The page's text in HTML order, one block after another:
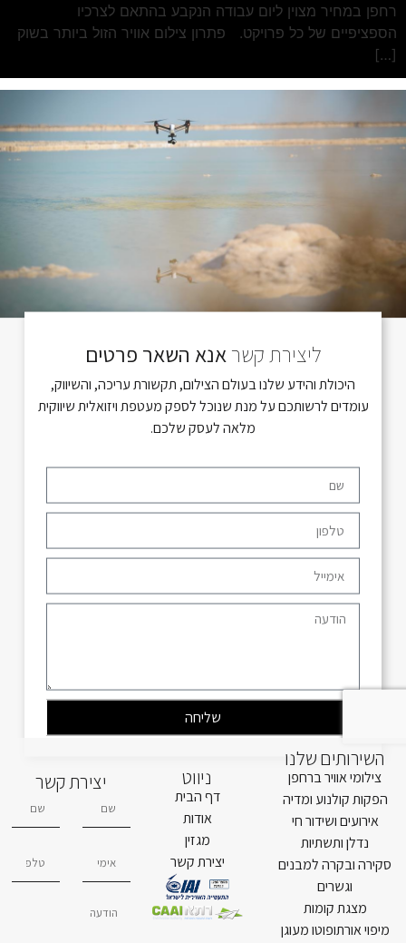
רחפן במחיר מצוין ליום עבודה הנקבע בהתאם לצרכיו
הספציפיים של כל פרויקט. פתרון צילום אוויר הזול ביותר בשוק
[…]
ליצירת קשראנא השאר פרטים
היכולת והידע שלנו בעולם הצילום, תקשורת עריכה, והשיווק,
עומדים לרשותכם על מנת שנוכל לספק מעטפת ויזואלית שיווקית
מלאה לעסק שלכם.
שליחה
השירותים שלנו
צילומי אוויר ברחפן
הפקות קולנוע ומדיה
אירועים ושידור חי
נדלן ותשתיות
סקירה ובקרה למבנים
וגשרים
מצגת קומות
מיפוי אורתופוטו מעוגן
ניווט
דף הבית
אודות
מגזין
יצירת קשר
יצירת קשר